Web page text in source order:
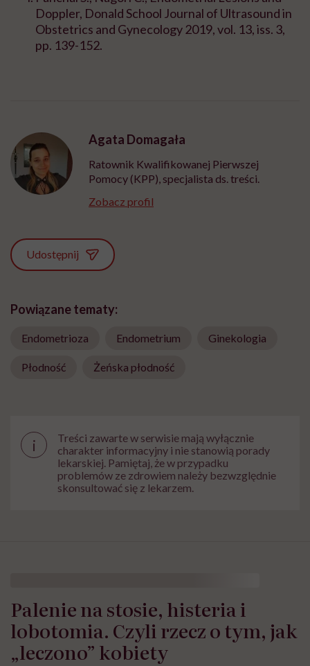
Doppler, Donald School Journal of Ultrasound in
Obstetrics and Gynecology 2019, vol. 13, iss. 3,
pp. 139-152.
Agata Domagała
Ratownik Kwalifikowanej Pierwszej
Pomocy (KPP), specjalista ds. treści.
Zobacz profil
Udostępnij
Powiązane tematy:
Endometrioza Endometrium Ginekologia
Płodność Żeńska płodność
i
Treści zawarte w serwisie mają wyłącznie
charakter informacyjny i nie stanowią porady
lekarskiej. Pamiętaj, że w przypadku
problemów ze zdrowiem należy bezwzględnie
skonsultować się z lekarzem.
Palenie na stosie, histeria i
lobotomia. Czyli rzecz o tym, jak
„leczono” kobiety